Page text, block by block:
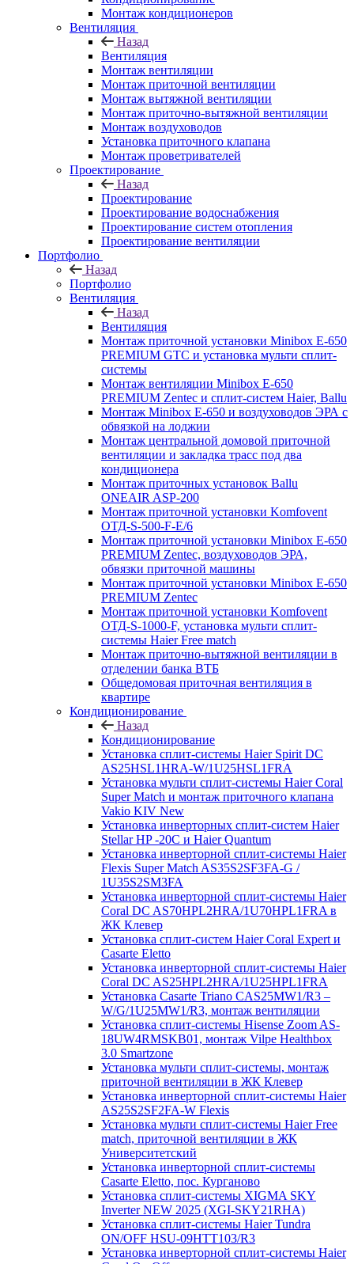
Монтаж кондиционеров
Вентиляция
Назад
Вентиляция
Монтаж вентиляции
Монтаж приточной вентиляции
Монтаж вытяжной вентиляции
Монтаж приточно-вытяжной вентиляции
Монтаж воздуховодов
Установка приточного клапана
Монтаж проветривателей
Проектирование
Назад
Проектирование
Проектирование водоснабжения
Проектирование систем отопления
Проектирование вентиляции
Портфолио
Назад
Портфолио
Вентиляция
Назад
Вентиляция
Монтаж приточной установки Minibox E-650
PREMIUM GTC и установка мульти сплит-
системы
Монтаж вентиляции Minibox E-650
PREMIUM Zentec и сплит-систем Haier, Ballu
Монтаж Minibox E-650 и воздуховодов ЭРА с
обвязкой на лоджии
Монтаж центральной домовой приточной
вентиляции и закладка трасс под два
кондиционера
Монтаж приточных установок Ballu
ONEAIR ASP-200
Монтаж приточной установки Komfovent
ОТД-S-500-F-E/6
Монтаж приточной установки Minibox E-650
PREMIUM Zentec, воздуховодов ЭРА,
обвязки приточной машины
Монтаж приточной установки Minibox E-650
PREMIUM Zentec
Монтаж приточной установки Komfovent
ОТД-S-1000-F, установка мульти сплит-
системы Haier Free match
Монтаж приточно-вытяжной вентиляции в
отделении банка ВТБ
Общедомовая приточная вентиляция в
квартире
Кондиционирование
Назад
Кондиционирование
Установка сплит-системы Haier Spirit DC
AS25HSL1HRA-W/1U25HSL1FRA
Установка мульти сплит-системы Haier Coral
Super Match и монтаж приточного клапана
Vakio KIV New
Установка инверторных сплит-систем Haier
Stellar HP -20С и Haier Quantum
Установка инверторной сплит-системы Haier
Flexis Super Match AS35S2SF3FA-G /
1U35S2SM3FA
Установка инверторной сплит-системы Haier
Coral DC AS70HPL2HRA/1U70HPL1FRA в
ЖК Клевер
Установка сплит-систем Haier Coral Expert и
Casarte Eletto
Установка инверторной сплит-системы Haier
Coral DC AS25HPL2HRA/1U25HPL1FRA
Установка Casarte Triano CAS25MW1/R3 –
W/G/1U25MW1/R3, монтаж вентиляции
Установка сплит-системы Hisense Zoom AS-
18UW4RMSKB01, монтаж Vilpe Healthbox
3.0 Smartzone
Установка мульти сплит-системы, монтаж
приточной вентиляции в ЖК Клевер
Установка инверторной сплит-системы Haier
AS25S2SF2FA-W Flexis
Установка мульти сплит-системы Haier Free
match, приточной вентиляции в ЖК
Университетский
Установка инверторной сплит-системы
Casarte Eletto, пос. Курганово
Установка сплит-системы XIGMA SKY
Inverter NEW 2025 (XGI-SKY21RHA)
Установка сплит-системы Haier Tundra
ON/OFF HSU-09HTT103/R3
Установка инверторной сплит-системы Haier